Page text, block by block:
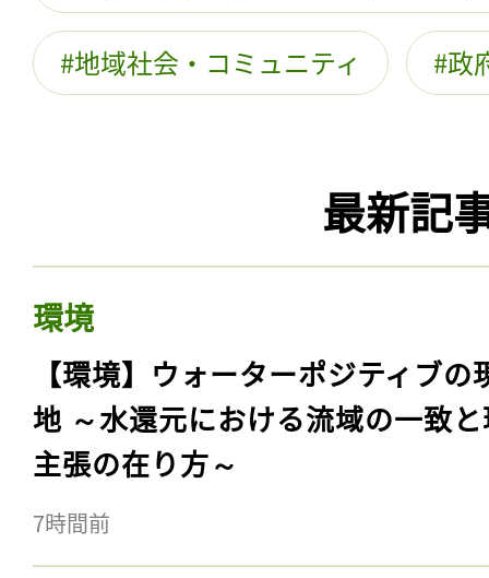
地域社会・コミュニティ 政
最新記
環境
【環境】ウォーターポジティブの
地 ～水還元における流域の一致
主張の在り方～
7時間前